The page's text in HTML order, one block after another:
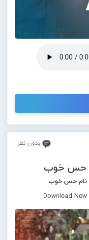
بدون نظر
حس خوب
نام حس خوب
Download New